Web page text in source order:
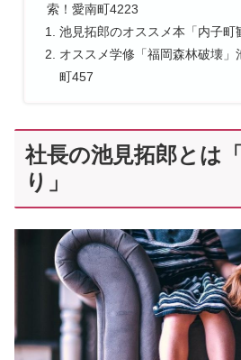
索！愛南町4223
池見拓郎のオススメ本「内子町
オススメ学修「福岡森林破壊」
町457
社長の池見拓郎とは
り」